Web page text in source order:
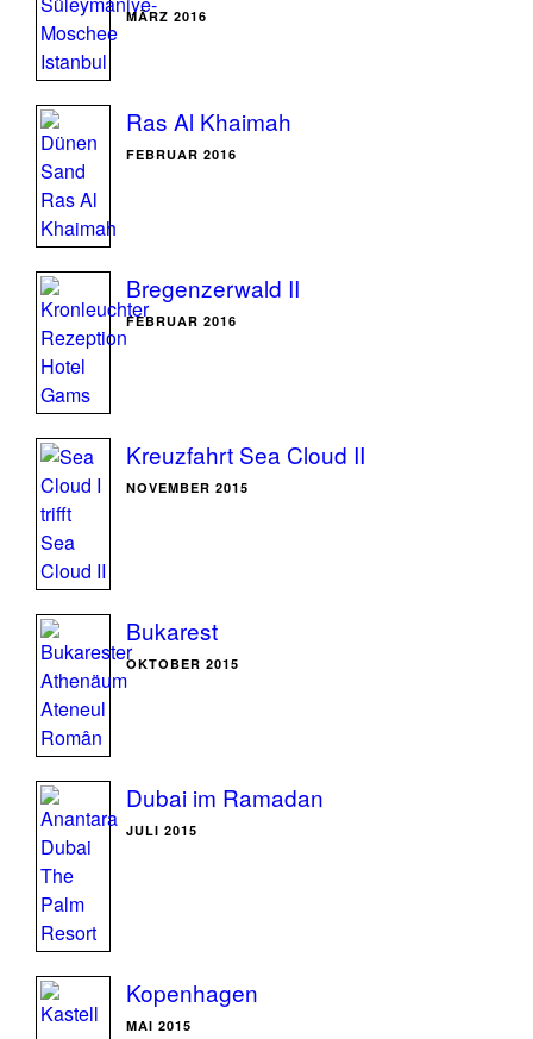
MÄRZ 2016
Ras Al Khaimah
FEBRUAR 2016
Bregenzerwald II
FEBRUAR 2016
Kreuzfahrt Sea Cloud II
NOVEMBER 2015
Bukarest
OKTOBER 2015
Dubai im Ramadan
JULI 2015
Kopenhagen
MAI 2015